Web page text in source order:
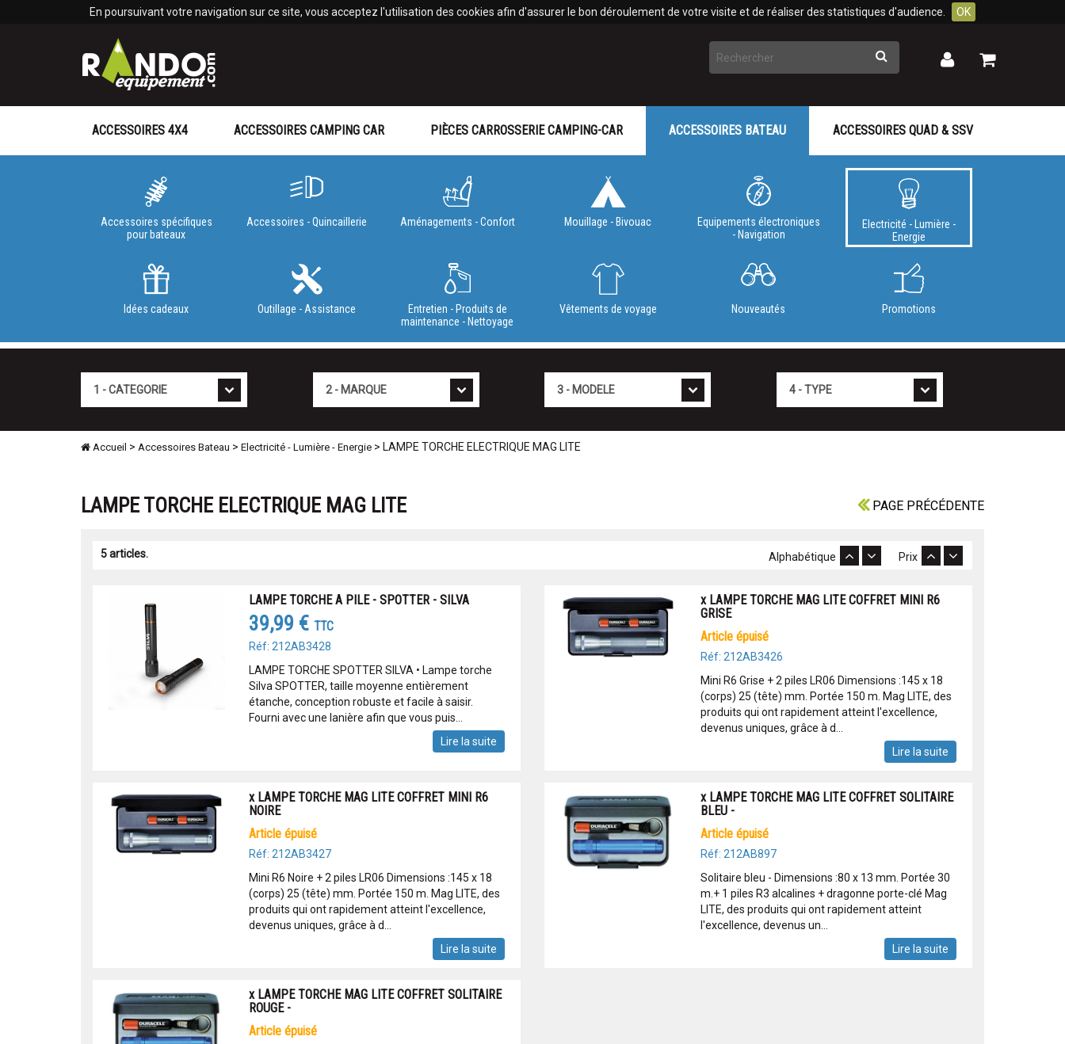
En poursuivant votre navigation sur ce site, vous acceptez l'utilisation des cookies afin d'assurer le bon déroulement de votre visite et de réaliser des statistiques d'audience. OK
Rechercher Mon
Mon
ACCESSOIRES 4X4 ACCESSOIRES CAMPING CAR PIÈCES CARROSSERIE CAMPING-CAR ACCESSOIRES BATEAU
Accessoires spécifiques
pour bateaux
Accessoires - Quincaillerie Aménagements - Confort Mouillage - Bivouac
Equipements électroniques
- Navigation
Electricité - Lumière -
Energie
Idées cadeaux Outillage - Assistance
Entretien - Produits de
maintenance - Nettoyage
Vêtements de voyage Nouveautés Promotions
ACCESSOIRES QUAD & SSV
Accueil > Accessoires Bateau > Electricité - Lumière - Energie > LAMPE TORCHE ELECTRIQUE MAG LITE
PAGE PRÉCÉDENTE
LAMPE TORCHE ELECTRIQUE MAG LITE
5 articles. Prix
Alphabétique
LAMPE TORCHE A PILE - SPOTTER - SILVA
39,99 € TTC
Réf: 212AB3428
LAMPE TORCHE SPOTTER SILVA • Lampe torche
Silva SPOTTER, taille moyenne entièrement
étanche, conception robuste et facile à saisir.
Fourni avec une lanière afin que vous puis...
Lire la suite
x LAMPE TORCHE MAG LITE COFFRET MINI R6
GRISE
article épuisé
Réf: 212AB3426
Mini R6 Grise + 2 piles LR06 Dimensions :145 x 18
(corps) 25 (tête) mm. Portée 150 m. Mag LITE, des
produits qui ont rapidement atteint l'excellence,
devenus uniques, grâce à d...
Lire la suite
x LAMPE TORCHE MAG LITE COFFRET MINI R6
NOIRE
article épuisé
Réf: 212AB3427
Mini R6 Noire + 2 piles LR06 Dimensions :145 x 18
(corps) 25 (tête) mm. Portée 150 m. Mag LITE, des
produits qui ont rapidement atteint l'excellence,
devenus uniques, grâce à d...
Lire la suite
x LAMPE TORCHE MAG LITE COFFRET SOLITAIRE
BLEU -
article épuisé
Réf: 212AB897
Solitaire bleu - Dimensions :80 x 13 mm. Portée 30
m.+ 1 piles R3 alcalines + dragonne porte-clé Mag
LITE, des produits qui ont rapidement atteint
l'excellence, devenus un...
Lire la suite
x LAMPE TORCHE MAG LITE COFFRET SOLITAIRE
ROUGE -
article épuisé
Panneau de gestion des cookies